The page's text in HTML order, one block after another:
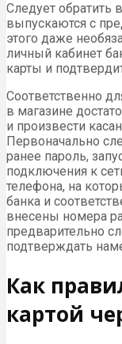
Следует обратить
выпускаются с
этого даже
личный кабинет
карты и
Соответственно
в магазине
и произвести
Первоначально
ранее пароль,
подключения к
телефона, на
банка и
внесены номера
предварительно
подтверждать
Как
картой